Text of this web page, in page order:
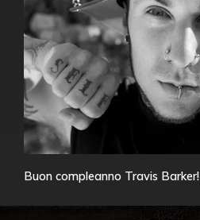
Buon compleanno Travis Barker!